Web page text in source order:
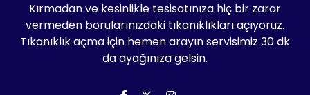
Kırmadan ve kesinlikle tesisatınıza hiç bir zarar
vermeden borularınızdaki tıkanıklıkları açıyoruz.
Tıkanıklık açma için hemen arayın servisimiz 30 dk
da ayağınıza gelsin.